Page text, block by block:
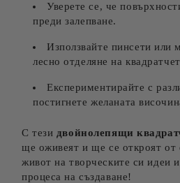
Уверете се, че
преди залепване.
Използвайте пинсети или
лесно отделяне на
Експериментирайте с
постигнете желаната
С тези двойнолепящи
ще оживеят и ще се откроят от
живот на творческите си идеи
процеса на създаване!